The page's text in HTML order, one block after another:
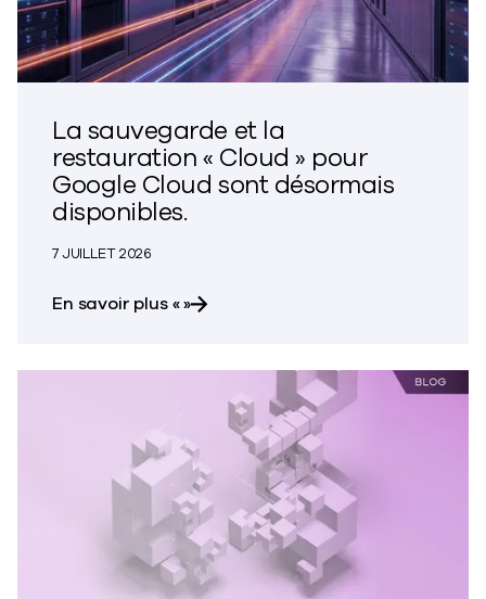
La sauvegarde et la
restauration « Cloud » pour
Google Cloud sont désormais
disponibles.
7 JUILLET 2026
En savoir plussur la solution de sauvegarde et de
«Cloud
»pour Google Cloud , désormais